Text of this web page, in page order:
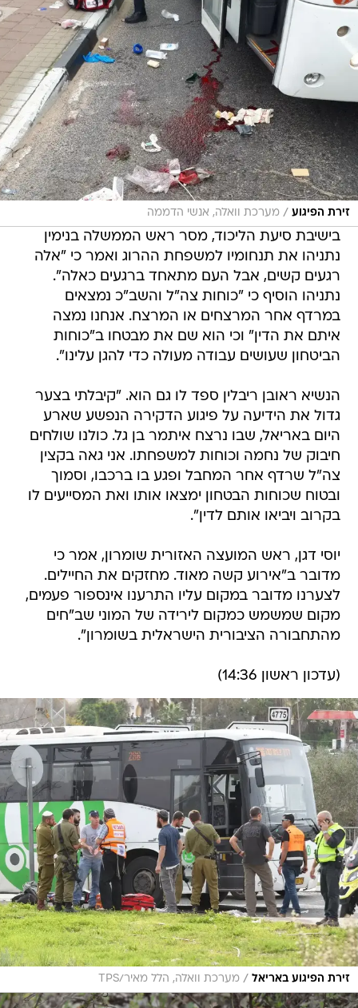
זירת הפיגוע / מערכת וואלה, אנשי הדממה
בישיבת סיעת הליכוד, מסר ראש הממשלה בנימין
נתניהו את תנחומיו למשפחת ההרוג ואמר כי "אלה
רגעים קשים, אבל העם מתאחד ברגעים כאלה".
נתניהו הוסיף כי "כוחות צה"ל והשב"כ נמצאים
במרדף אחר המרצחים או המרצח. אנחנו נמצה
איתם את הדין" וכי הוא שם את מבטחו ב"כוחות
הביטחון שעושים עבודה מעולה כדי להגן עלינו".
הנשיא ראובן ריבלין ספד לו גם הוא. "קיבלתי בצער
גדול את הידיעה על פיגוע הדקירה הנפשע שארע
היום באריאל, שבו נרצח איתמר בן גל. כולנו שולחים
חיבוק של נחמה וכוחות למשפחתו. אני גאה בקצין
צה"ל שרדף אחר המחבל ופגע בו ברכבו, וסמוך
ובטוח שכוחות הבטחון ימצאו אותו ואת המסייעים לו
בקרוב ויביאו אותם לדין".
יוסי דגן, ראש המועצה האזורית שומרון, אמר כי
מדובר ב"אירוע קשה מאוד. מחזקים את החיילים.
לצערנו מדובר במקום עליו התרענו אינספור פעמים,
מקום שמשמש כמקום לירידה של המוני שב"חים
מהתחבורה הציבורית הישראלית בשומרון".
(עדכון ראשון 14:36)
זירת הפיגוע באריאל / מערכת וואלה, הלל מאיר/TPS